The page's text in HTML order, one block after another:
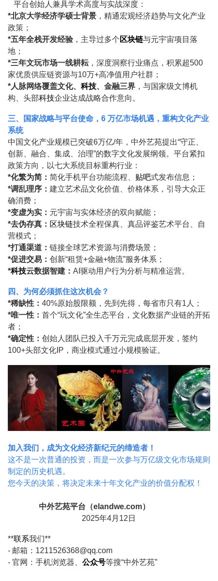
平台创始人兼具学术高度与实战深度：
*北京大学经济学硕士背景 ，精通宏观经济趋势与文化产业
政策；
*五年全栈开发经验 ，主导过多个 区块链与元宇宙项目落
地；
*三年文玩市场一线耕耘，深度洞察行业痛点，积累超500
家优质供应链资源与10万+高净值用户社群；
*人脉网络覆盖文化、 科技、金融三界 ，与国家级文博机
构、头部科技企业达成战略合作意向。
三、 国家战略与平台使命， 6 万亿市场机遇，重构文化产业
系统
中国文化产业规模已突破6万亿/年 ，中外艺苑提出“守正、
创新、融合、集成、治理”的数字文化发展纲领。平台紧扣
政策方向，以七大系统目标重构行业：
*化繁为简： 简化手机平台功能流程、 贴吧式发布信息；
*调乱理序： 建立艺术品文化价值、价格体系，引导大众正
确消费；
*变虚为实： 元宇宙与实体经济的双向赋能；
*去伪存真： 区块链技术全程保真、真品评鉴艺术平台、自
营模式 ；
*打通渠道： 链接全球艺术资源与消费场景；
*促进交易： 创新“租赁+金融+物流”服务体系；
*科技云数据智建： AI 驱动用户行为分析与精准运营。
四、 为何必须抓住这次机会？
*稀缺性： 40%原始股限额，先到先得，每省市只有1人；
*唯一性： 首个“玩文化”全生态平台，文化数据产业链的开拓
者；
*确定性： 创始人团队已投入千万元完成底层开发，签约
100+头部文化 IP ，商业模式通过小规模验证。
加入我们，成为文化经济新纪元的缔造者！
这不是一次普通的投资，而是一次参与万亿级文化市场规则
制定的历史机遇。
您今天的决策，将决定未来十年文化产业的价值分配权！
中外艺苑平台（elandwe.com）
2025年4月 12 日
**联系我们**
- 邮箱： 1211526368@qq.com
- 官网：手机浏览器、 公众号等搜“中外艺苑”